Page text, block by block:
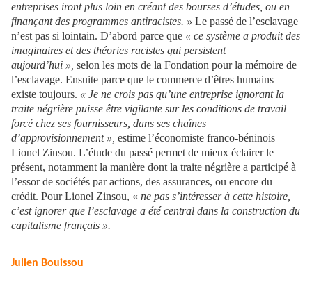
entreprises iront plus loin en créant des bourses d’études, ou en
finançant des programmes antiracistes. » Le passé de l’esclavage
n’est pas si lointain. D’abord parce que « ce système a produit des
imaginaires et des théories racistes qui persistent
aujourd’hui », selon les mots de la Fondation pour la mémoire de
l’esclavage. Ensuite parce que le commerce d’êtres humains
existe toujours. « Je ne crois pas qu’une entreprise ignorant la
traite négrière puisse être vigilante sur les conditions de travail
forcé chez ses fournisseurs, dans ses chaînes
d’approvisionnement », estime l’économiste franco-béninois
Lionel Zinsou. L’étude du passé permet de mieux éclairer le
présent, notamment la manière dont la traite négrière a participé à
l’essor de sociétés par actions, des assurances, ou encore du
crédit. Pour Lionel Zinsou, « ne pas s’intéresser à cette histoire,
c’est ignorer que l’esclavage a été central dans la construction du
capitalisme français ».
Julien Bouissou